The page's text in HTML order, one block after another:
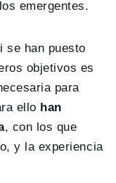
emergentes.
se han puesto
objetivos es
para
ello han
, con los que
y la experiencia